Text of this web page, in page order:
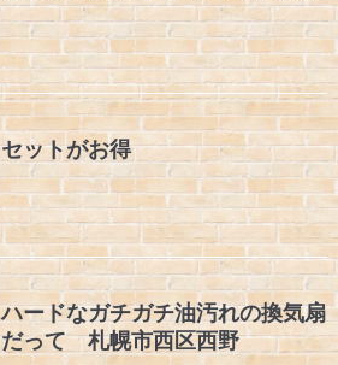
セットがお得
ハードなガチガチ油汚れの換気扇
だって 札幌市西区西野